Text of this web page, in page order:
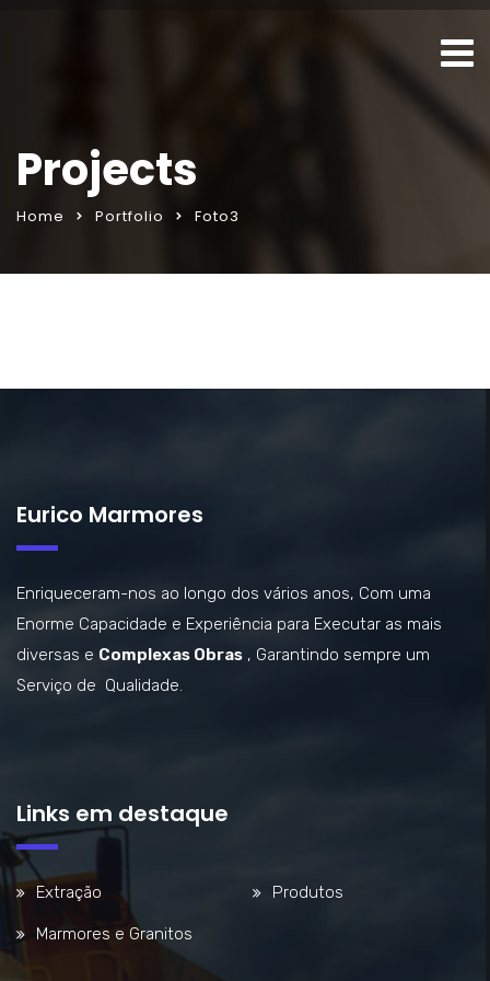
Projects
Home Portfolio Foto3
Eurico Marmores
Enriqueceram-nos ao longo dos vários anos, Com uma
Enorme Capacidade e Experiência para Executar as mais
diversas e Complexas Obras , Garantindo sempre um
Serviço de Qualidade.
Links em destaque
Extração Produtos
Marmores e Granitos